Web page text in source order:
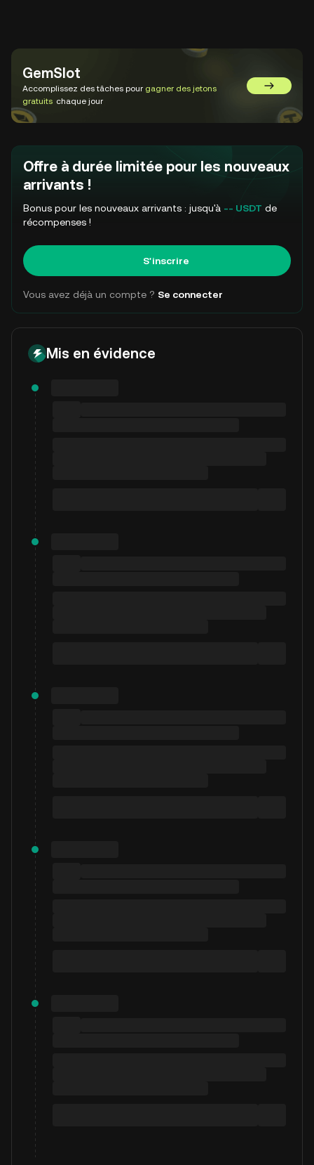
GemSlot
Accomplissez des tâches pour gagner des jetons
gratuits chaque jour
Aller sur
Offre à durée limitée pour les nouveaux
arrivants !
Bonus pour les nouveaux arrivants : jusqu'à -- USDT de
récompenses !
S'inscrire
Vous avez déjà un compte ? Se connecter
Mis en évidence